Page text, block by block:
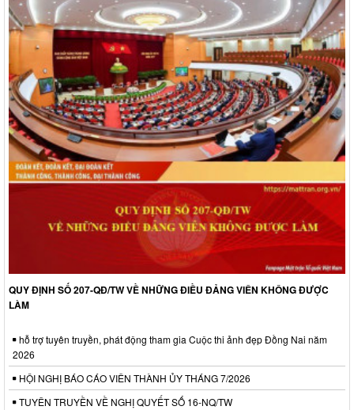
QUY ĐỊNH SỐ 207-QĐ/TW VỀ NHỮNG ĐIỀU ĐẢNG VIÊN KHÔNG ĐƯỢC
LÀM
hỗ trợ tuyên truyền, phát động tham gia Cuộc thi ảnh đẹp Đồng Nai năm
2026
HỘI NGHỊ BÁO CÁO VIÊN THÀNH ỦY THÁNG 7/2026
TUYÊN TRUYỀN VỀ NGHỊ QUYẾT SỐ 16-NQ/TW